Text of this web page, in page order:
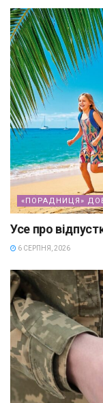
«ПОРАДНИЦЯ»
Усе про
6 СЕРПНЯ, 2026